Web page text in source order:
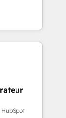
faire de
votre
de
et
&
&
HubSpot